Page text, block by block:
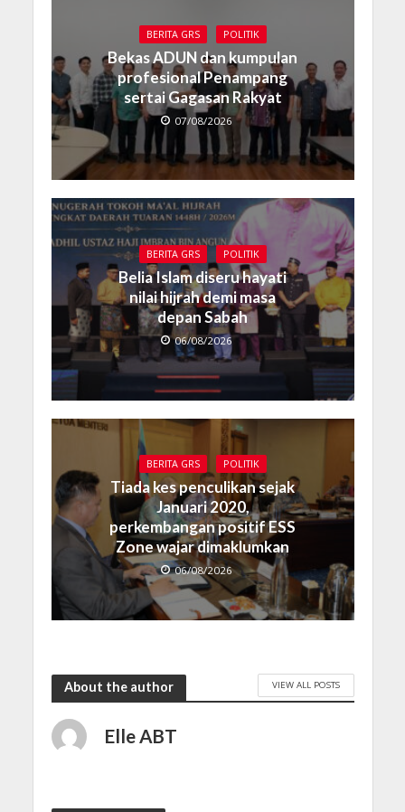
BERITA GRS POLITIK
Bekas ADUN dan kumpulan
profesional Penampang
sertai Gagasan Rakyat
07/08/2026
BERITA GRS POLITIK
Belia Islam diseru hayati
nilai hijrah demi masa
depan Sabah
06/08/2026
BERITA GRS POLITIK
Tiada kes penculikan sejak
Januari 2020,
perkembangan positif ESS
Zone wajar dimaklumkan
06/08/2026
About the author VIEW ALL POSTS
Elle ABT